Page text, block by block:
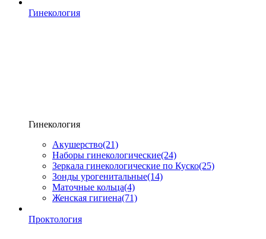
Гинекология
Гинекология
Акушерство(21)
Наборы гинекологические(24)
Зеркала гинекологические по Куско(25)
Зонды урогенитальные(14)
Маточные кольца(4)
Женская гигиена(71)
Проктология